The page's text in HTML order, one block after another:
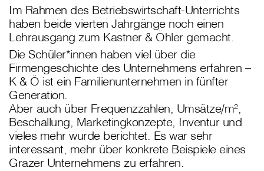
Im Rahmen des Betriebswirtschaft-Unterrichts
haben beide vierten Jahrgänge noch einen
Lehrausgang zum Kastner & Öhler gemacht.
Die Schüler*innen haben viel über die
Firmengeschichte des Unternehmens erfahren –
K & Ö ist ein Familienunternehmen in fünfter
Generation.
Aber auch über Frequenzzahlen, Umsätze/m²,
Beschallung, Marketingkonzepte, Inventur und
vieles mehr wurde berichtet. Es war sehr
interessant, mehr über konkrete Beispiele eines
Grazer Unternehmens zu erfahren.